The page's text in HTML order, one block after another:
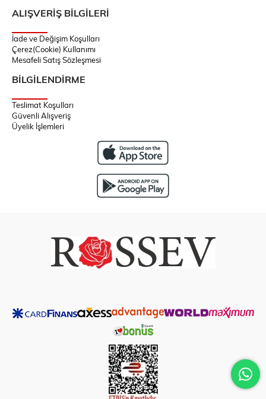
ALIŞVERİŞ BİLGİLERİ
İade ve Değişim Koşulları
Çerez(Cookie) Kullanımı
Mesafeli Satış Sözleşmesi
BİLGİLENDİRME
Teslimat Koşulları
Güvenli Alışveriş
Üyelik İşlemleri